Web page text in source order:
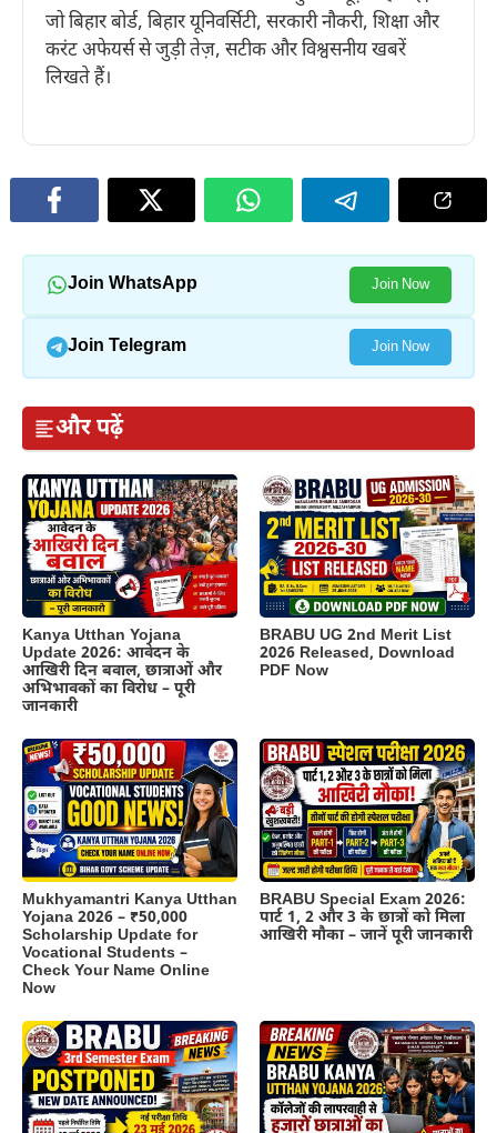
जो बिहार बोर्ड, बिहार यूनिवर्सिटी, सरकारी नौकरी, शिक्षा और
करंट अफेयर्स से जुड़ी तेज़, सटीक और विश्वसनीय खबरें
लिखते हैं।
Join WhatsApp Join Now
Join Telegram Join Now
और पढ़ें
Kanya Utthan Yojana
Update 2026: आवेदन के
आखिरी दिन बवाल, छात्राओं और
अभिभावकों का विरोध – पूरी
जानकारी
BRABU UG 2nd Merit List
2026 Released, Download
PDF Now
Mukhyamantri Kanya Utthan
Yojana 2026 – ₹50,000
Scholarship Update for
Vocational Students –
Check Your Name Online
Now
BRABU Special Exam 2026:
पार्ट 1, 2 और 3 के छात्रों को मिला
आखिरी मौका – जानें पूरी जानकारी